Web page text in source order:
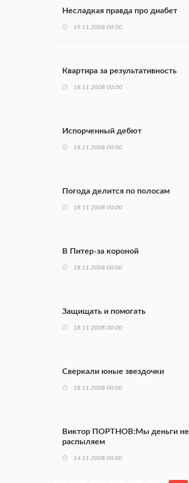
Несладкая правда про диабет
19.11.2008 00:00
Квартира за результативность
18.11.2008 00:00
Испорченный дебют
18.11.2008 00:00
Погода делится по полосам
18.11.2008 00:00
В Питер-за короной
18.11.2008 00:00
Защищать и помогать
18.11.2008 00:00
Сверкали юные звездочки
18.11.2008 00:00
Виктор ПОРТНОВ:Мы деньги не
распыляем
14.11.2008 00:00